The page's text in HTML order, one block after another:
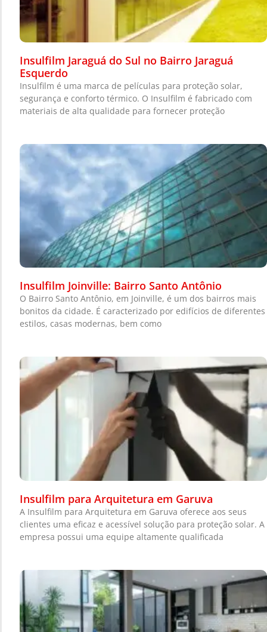
Insulfilm Jaraguá do Sul no Bairro Jaraguá
Esquerdo
Insulfilm é uma marca de películas para proteção solar,
segurança e conforto térmico. O Insulfilm é fabricado com
materiais de alta qualidade para fornecer proteção
Insulfilm Joinville: Bairro Santo Antônio
O Bairro Santo Antônio, em Joinville, é um dos bairros mais
bonitos da cidade. É caracterizado por edifícios de diferentes
estilos, casas modernas, bem como
Insulfilm para Arquitetura em Garuva
A Insulfilm para Arquitetura em Garuva oferece aos seus
clientes uma eficaz e acessível solução para proteção solar. A
empresa possui uma equipe altamente qualificada